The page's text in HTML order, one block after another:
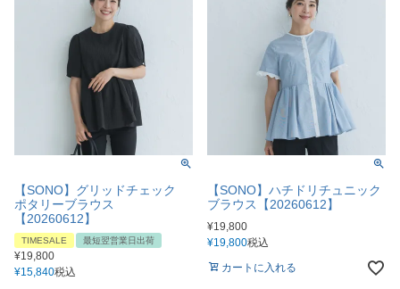
【SONO】グリッドチェック
ポタリーブラウス
【20260612】
TIMESALE 最短翌営業日出荷
¥19,800
¥15,840税込
【SONO】ハチドリチュニック
ブラウス【20260612】
¥19,800
¥19,800税込
カートに入れる